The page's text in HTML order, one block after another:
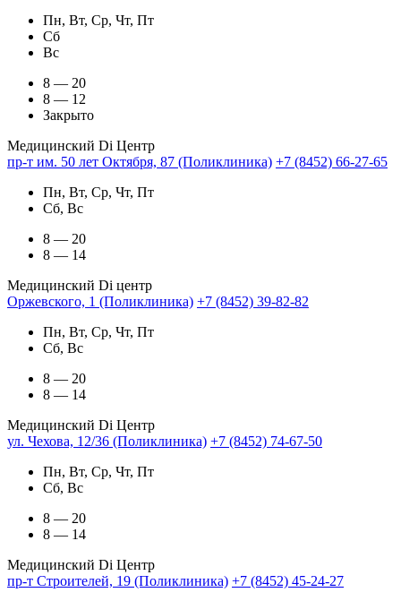
Пн, Вт, Ср, Чт, Пт
Сб
Вс
8 — 20
8 — 12
Закрыто
Медицинский Di Центр
пр-т им. 50 лет Октября, 87 (Поликлиника) +7 (8452) 66-27-65
Пн, Вт, Ср, Чт, Пт
Сб, Вс
8 — 20
8 — 14
Медицинский Di центр
Оржевского, 1 (Поликлиника) +7 (8452) 39-82-82
Пн, Вт, Ср, Чт, Пт
Сб, Вс
8 — 20
8 — 14
Медицинский Di Центр
ул. Чехова, 12/36 (Поликлиника) +7 (8452) 74-67-50
Пн, Вт, Ср, Чт, Пт
Сб, Вс
8 — 20
8 — 14
Медицинский Di Центр
пр-т Строителей, 19 (Поликлиника) +7 (8452) 45-24-27